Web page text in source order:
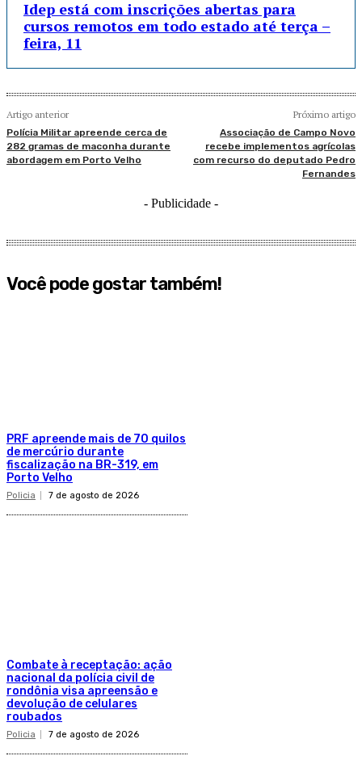
Idep está com inscrições abertas para
cursos remotos em todo estado até terça –
feira, 11
Artigo anterior
Polícia Militar apreende cerca de
282 gramas de maconha durante
abordagem em Porto Velho
Próximo artigo
Associação de Campo Novo
recebe implementos agrícolas
com recurso do deputado Pedro
Fernandes
- Publicidade -
Você pode gostar também!
PRF apreende mais de 70 quilos
de mercúrio durante
fiscalização na BR-319, em
Porto Velho
Policia 7 de agosto de 2026
Combate à receptação: ação
nacional da polícia civil de
rondônia visa apreensão e
devolução de celulares
roubados
Policia 7 de agosto de 2026